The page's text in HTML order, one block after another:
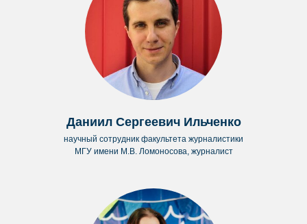
Даниил Сергеевич Ильченко
научный сотрудник факультета журналистики
МГУ имени М.В. Ломоносова, журналист
Региональная общественная организация
«Детское творческое объединение